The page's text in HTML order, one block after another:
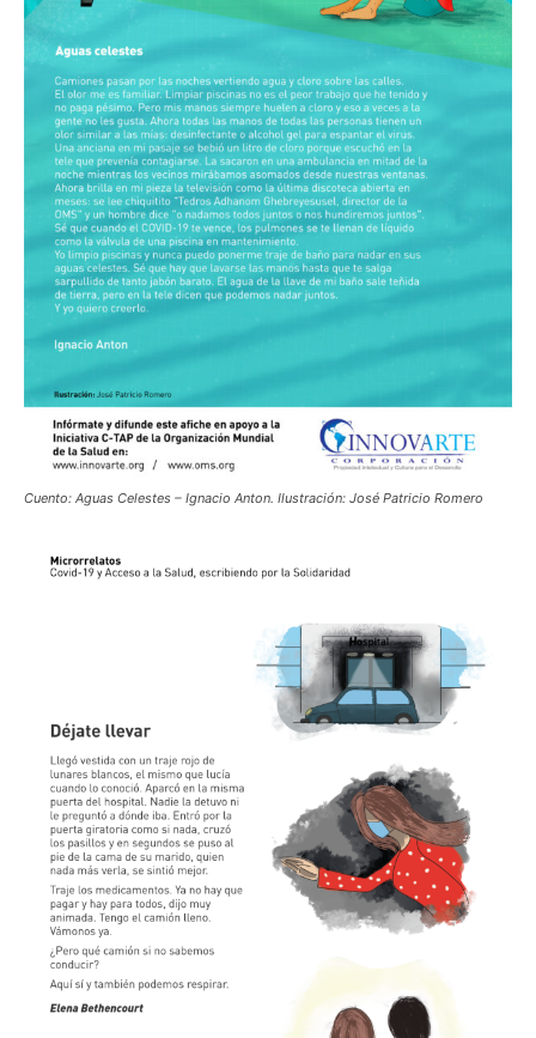
Cuento: Aguas Celestes – Ignacio Anton. Ilustración: José Patricio Romero